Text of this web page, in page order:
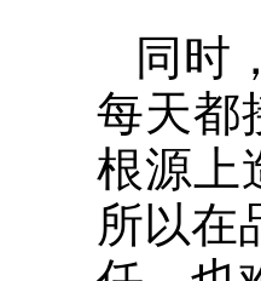
同时
每天都
根源上
所以在